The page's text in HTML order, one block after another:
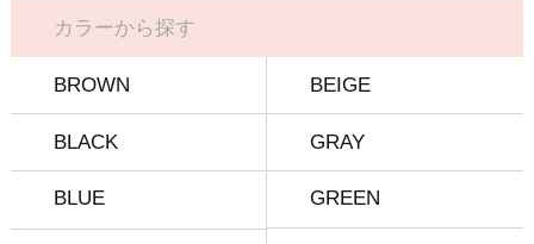
カラーから探す
BROWN BEIGE
BLACK GRAY
BLUE GREEN